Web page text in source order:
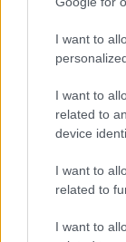
I want to
I want to
related to
device
I want to
related to
I want to